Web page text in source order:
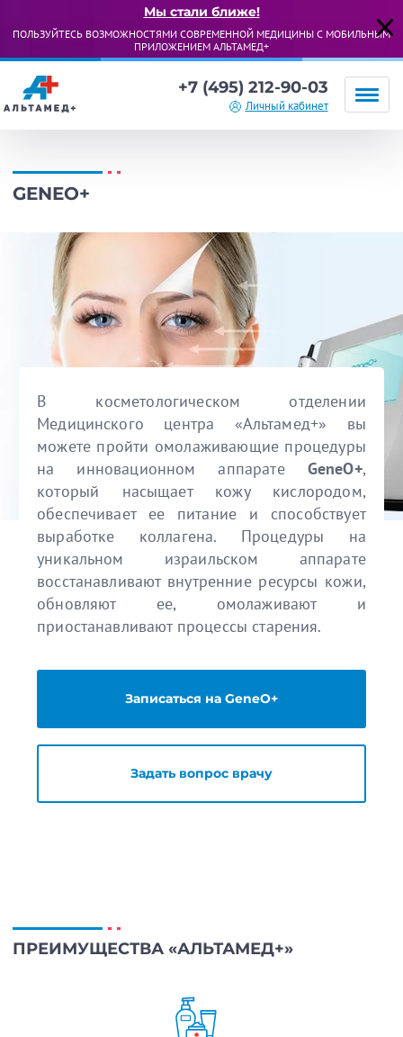
Мы стали ближе!
ПОЛЬЗУЙТЕСЬ ВОЗМОЖНОСТЯМИ СОВРЕМЕННОЙ МЕДИЦИНЫ С МОБИЛЬНЫМ
ПРИЛОЖЕНИЕМ АЛЬТАМЕД+
+7 (495) 212-90-03
Личный кабинет
GENEO+
В косметологическом отделении
Медицинского центра «Альтамед+» вы
можете пройти омолаживающие процедуры
на инновационном аппарате GeneO+,
который насыщает кожу кислородом,
обеспечивает ее питание и способствует
выработке коллагена. Процедуры на
уникальном израильском аппарате
восстанавливают внутренние ресурсы кожи,
обновляют ее, омолаживают и
приостанавливают процессы старения.
Записаться на GeneO+
Задать вопрос врачу
ПРЕИМУЩЕСТВА «АЛЬТАМЕД+»